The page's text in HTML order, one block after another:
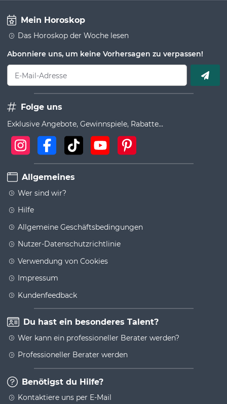
Mein Horoskop
Das Horoskop der Woche lesen
Abonniere uns, um keine Vorhersagen zu verpassen!
E-Mail-Adresse
Folge uns
Exklusive Angebote, Gewinnspiele, Rabatte...
Allgemeines
Wer sind wir?
Hilfe
Allgemeine Geschäftsbedingungen
Nutzer-Datenschutzrichtlinie
Verwendung von Cookies
Impressum
Kundenfeedback
Du hast ein besonderes Talent?
Wer kann ein professioneller Berater werden?
Professioneller Berater werden
Benötigst du Hilfe?
Kontaktiere uns per E-Mail